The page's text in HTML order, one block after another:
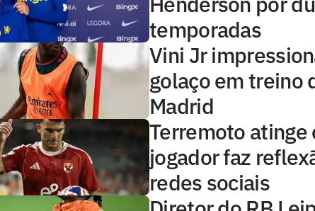
temporadas
Vini Jr
golaço em treino
Madrid
Terremoto atinge
jogador faz
redes sociais